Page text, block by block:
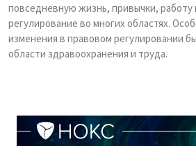
Архив
База знаний
повседневную жизнь, привычки, работу
регулирование во многих областях.
изменения в правовом регулировании
области здравоохранения и труда.